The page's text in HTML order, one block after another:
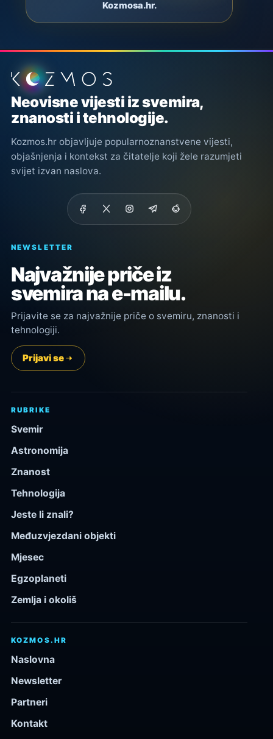
Kozmosa.hr.
Podnožje stranice
Neovisne vijesti iz svemira,
znanosti i tehnologije.
Kozmos.hr objavljuje popularnoznanstvene vijesti,
objašnjenja i kontekst za čitatelje koji žele razumjeti
svijet izvan naslova.
NEWSLETTER
Najvažnije priče iz
svemira na e-mailu.
Prijavite se za najvažnije priče o svemiru, znanosti i
tehnologiji.
Prijavi se
RUBRIKE
Svemir
Astronomija
Znanost
Tehnologija
Jeste li znali?
Međuzvjezdani objekti
Mjesec
Egzoplaneti
Zemlja i okoliš
KOZMOS.HR
Naslovna
Newsletter
Partneri
Kontakt